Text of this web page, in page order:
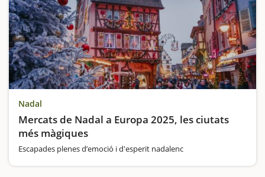
Nadal
Mercats de Nadal a Europa 2025, les ciutats
més màgiques
Escapades plenes d’emoció i d'esperit nadalenc